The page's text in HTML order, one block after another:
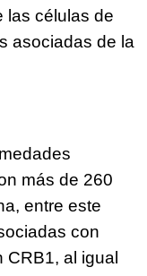
las células de
asociadas de la
más de 260
entre este
con
CRB1, al igual